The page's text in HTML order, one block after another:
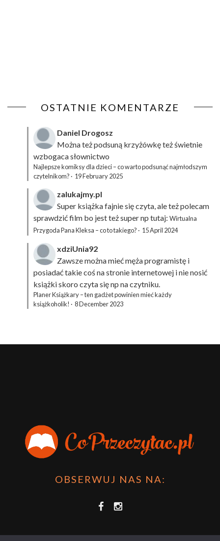
OSTATNIE KOMENTARZE
Daniel Drogosz
Można też podsuną krzyżówkęteż świetnie
wzbogaca słownictwo
Najlepsze komiksy dla dzieci – co warto podsunąć najmłodszym
czytelnikom? · 19 February 2025
zalukajmy.pl
Super książka fajnie się czyta, ale też polecam
sprawdzić film bo jest też super np tutaj: Wirtualna
Przygoda Pana Kleksa – co to takiego? · 15 April 2024
xdziUnia92
Zawsze można mieć męża programistę i
posiadać takie coś na stronie internetowej i nie nosić
książki skoro czyta się np na czytniku.
Planer Książkary – ten gadżet powinien mieć każdy
książkoholik! · 8 December 2023
OBSERWUJ NAS NA: